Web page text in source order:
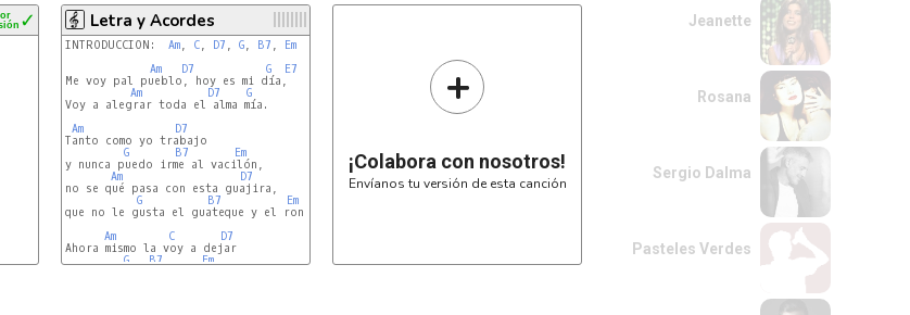
✓ Letra y Acordes
INTRODUCCIÓN: Am, C, D7 , G, B7 , Em
Am
D7 G E7
Me voy pal pueblo, hoy es mi día,     | BIS
Am
D7 G
Voy a alegrar toda el alma mía.        |
Am
D7
Tanto como yo trabajo
G
B7
Em
y nunca puedo irme al vacilón,
Am
D7
no se qué pasa con esta guajira,
G
B7
Em
que no le gusta el guateque y el ron.
Am
C
D7
Ahora mismo la voy a dejar
G
B7
Em
+
¡Colabora con nosotros!
Envíanos tu versión de esta canción
Jeanette
Rosana
Sergio Dalma
Pasteles Verdes